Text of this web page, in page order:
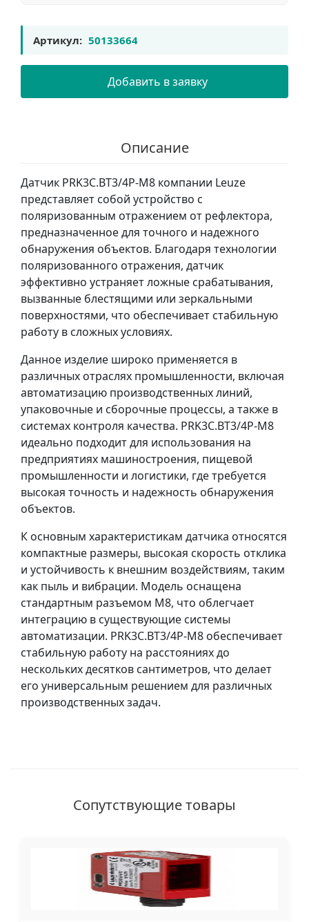
Артикул: 50133664
Добавить в заявку
Описание
Датчик PRK3C.BT3/4P-M8 компании Leuze
представляет собой устройство с
поляризованным отражением от рефлектора,
предназначенное для точного и надежного
обнаружения объектов. Благодаря технологии
поляризованного отражения, датчик
эффективно устраняет ложные срабатывания,
вызванные блестящими или зеркальными
поверхностями, что обеспечивает стабильную
работу в сложных условиях.
Данное изделие широко применяется в
различных отраслях промышленности, включая
автоматизацию производственных линий,
упаковочные и сборочные процессы, а также в
системах контроля качества. PRK3C.BT3/4P-M8
идеально подходит для использования на
предприятиях машиностроения, пищевой
промышленности и логистики, где требуется
высокая точность и надежность обнаружения
объектов.
К основным характеристикам датчика относятся
компактные размеры, высокая скорость отклика
и устойчивость к внешним воздействиям, таким
как пыль и вибрации. Модель оснащена
стандартным разъемом M8, что облегчает
интеграцию в существующие системы
автоматизации. PRK3C.BT3/4P-M8 обеспечивает
стабильную работу на расстояниях до
нескольких десятков сантиметров, что делает
его универсальным решением для различных
производственных задач.
Сопутствующие товары